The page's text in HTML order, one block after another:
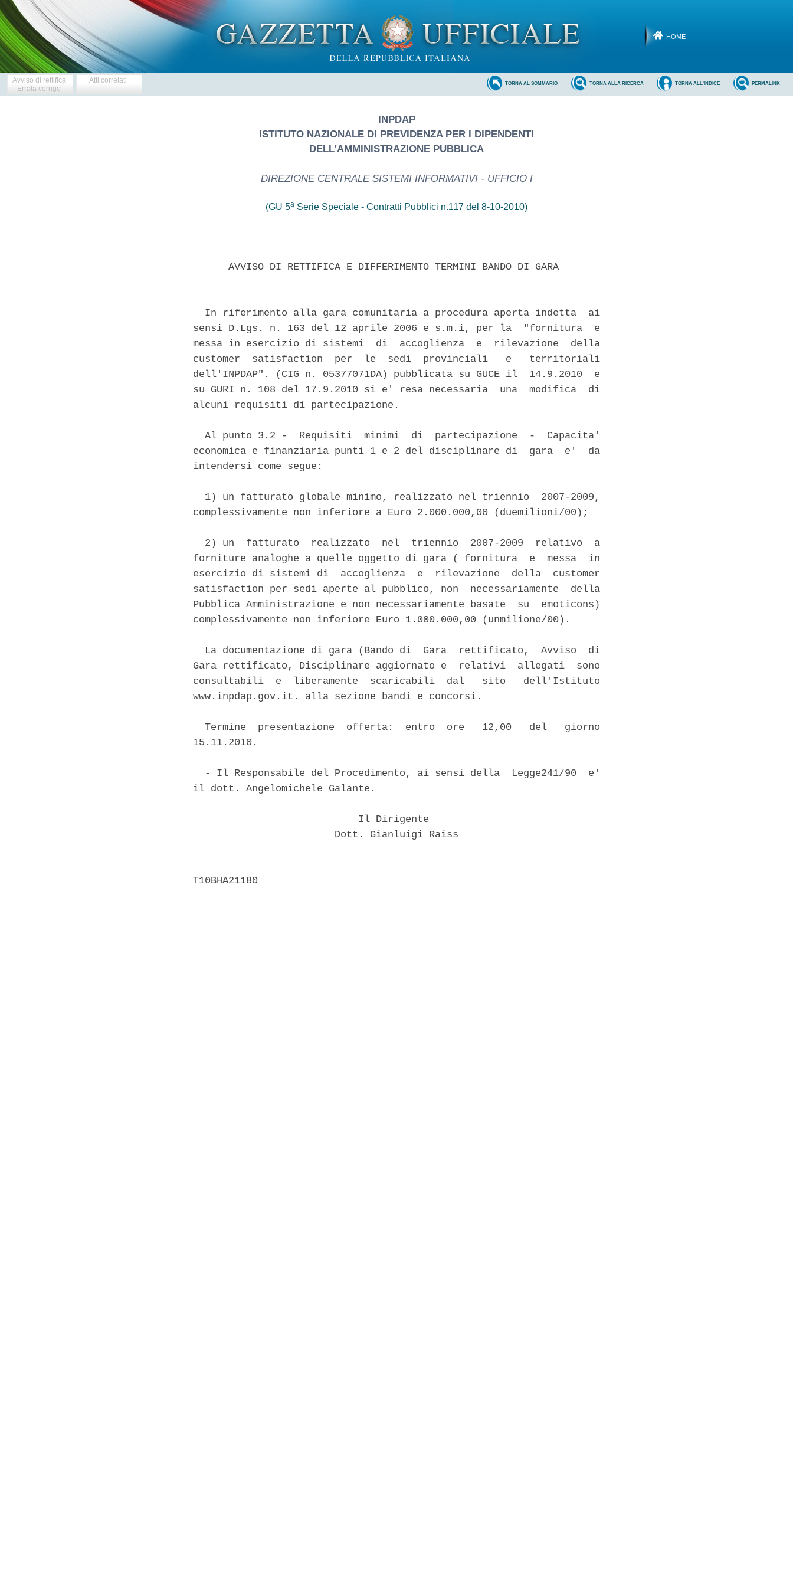
HOME
Avviso di rettifica
Errata corrige
Atti correlati PERMALINK
TORNA ALL'INDICE
TORNA ALLA RICERCA
TORNA AL SOMMARIO
INPDAP
ISTITUTO NAZIONALE DI PREVIDENZA PER I DIPENDENTI
DELL'AMMINISTRAZIONE PUBBLICA
DIREZIONE CENTRALE SISTEMI INFORMATIVI - UFFICIO I
(GU 5a Serie Speciale - Contratti Pubblici n.117 del 8-10-2010)
      AVVISO DI RETTIFICA E DIFFERIMENTO TERMINI BANDO DI GARA
  In riferimento alla gara comunitaria a procedura aperta indetta  ai
sensi D.Lgs. n. 163 del 12 aprile 2006 e s.m.i, per la  "fornitura  e
messa in esercizio di sistemi  di  accoglienza  e  rilevazione  della
customer  satisfaction  per  le  sedi  provinciali   e   territoriali
dell'INPDAP". (CIG n. 05377071DA) pubblicata su GUCE il  14.9.2010  e
su GURI n. 108 del 17.9.2010 si e' resa necessaria  una  modifica  di
alcuni requisiti di partecipazione.
  Al punto 3.2 -  Requisiti  minimi  di  partecipazione  -  Capacita'
economica e finanziaria punti 1 e 2 del disciplinare di  gara  e'  da
intendersi come segue:
  1) un fatturato globale minimo, realizzato nel triennio  2007-2009,
complessivamente non inferiore a Euro 2.000.000,00 (duemilioni/00);
  2) un  fatturato  realizzato  nel  triennio  2007-2009  relativo  a
forniture analoghe a quelle oggetto di gara ( fornitura  e  messa  in
esercizio di sistemi di  accoglienza  e  rilevazione  della  customer
satisfaction per sedi aperte al pubblico, non  necessariamente  della
Pubblica Amministrazione e non necessariamente basate  su  emoticons)
complessivamente non inferiore Euro 1.000.000,00 (unmilione/00).
  La documentazione di gara (Bando di  Gara  rettificato,  Avviso  di
Gara rettificato, Disciplinare aggiornato e  relativi  allegati  sono
consultabili  e  liberamente  scaricabili  dal   sito   dell'Istituto
www.inpdap.gov.it. alla sezione bandi e concorsi.
  Termine  presentazione  offerta:  entro  ore   12,00   del   giorno
15.11.2010.
  - Il Responsabile del Procedimento, ai sensi della  Legge241/90  e'
il dott. Angelomichele Galante.
                            Il Dirigente
                        Dott. Gianluigi Raiss